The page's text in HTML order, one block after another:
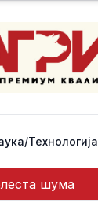
Технологија
шума